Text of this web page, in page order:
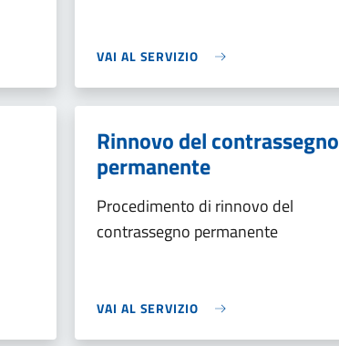
VAI AL SERVIZIO
Rinnovo del contrassegno
permanente
Procedimento di rinnovo del
contrassegno permanente
VAI AL SERVIZIO